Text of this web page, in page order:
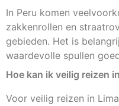
In Peru komen
zakkenrollen en
gebieden. Het is
waardevolle spullen
Hoe kan ik veilig reizen
Voor veilig reizen in